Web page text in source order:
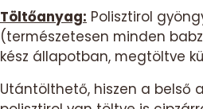
Töltőanyag: Polisztirol
(természetesen minden
kész állapotban, megtöltve
Utántölthető, hiszen a belső